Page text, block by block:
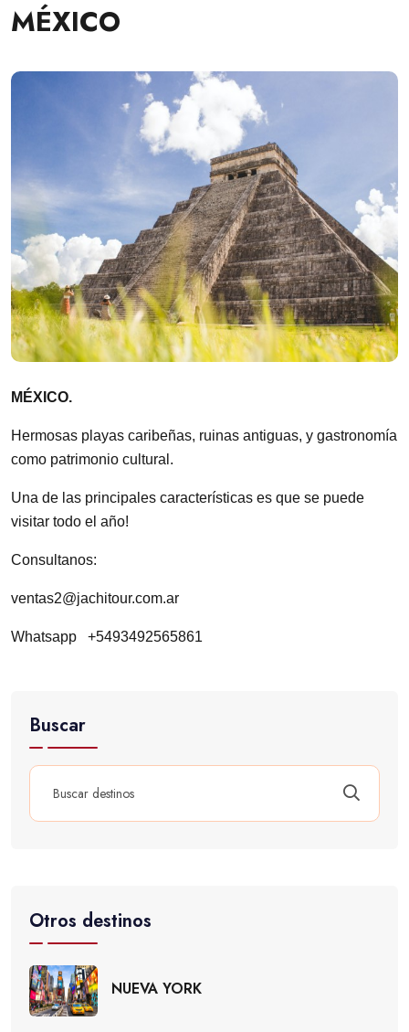
MÉXICO
MÉXICO.
Hermosas playas caribeñas, ruinas antiguas, y gastronomía
como patrimonio cultural.
Una de las principales características es que se puede
visitar todo el año!
Consultanos:
ventas2@jachitour.com.ar
Whatsapp +5493492565861
Buscar
Otros destinos
NUEVA YORK